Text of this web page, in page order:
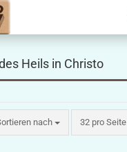
Heils in Christo
nach
nach 32 pro Seite
pro Seite